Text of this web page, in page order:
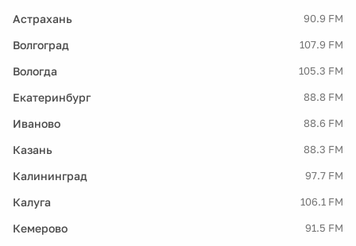
Астрахань 90.9 FM
Волгоград 107.9 FM
Вологда 105.3 FM
Екатеринбург 88.8 FM
Иваново 88.6 FM
Казань 88.3 FM
Калининград 97.7 FM
Калуга 106.1 FM
Кемерово 91.5 FM